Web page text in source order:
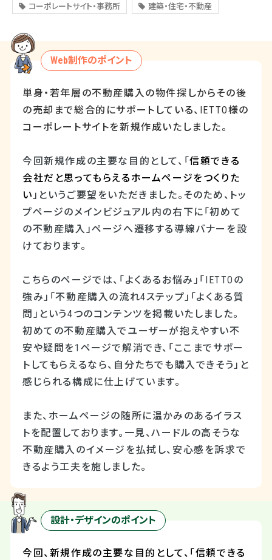
コーポレートサイト・事務所 建築・住宅・不動産
Web制作のポイント
単身・若年層の不動産購入の物件探しからその後
の売却まで総合的にサポートしている、 IETTO様の
コーポレートサイトを新規作成いたしました。
今回新規作成の主要な目的として、「信頼できる
会社だと思ってもらえるホームページをつくりた
い 」というご要望をいただきました。そのため、トッ
プページのメインビジュアル内の右下に「初めて
の不動産購入」ページへ遷移する導線バナーを設
けております。
こちらのページでは、「よくあるお悩み」「IETTO の
強み」「不動産購入の流れ4ステップ」「よくある質
問」という4つのコンテンツを掲載いたしました。
初めての不動産購入でユーザーが抱えやすい不
安や疑問を 1 ページで解消でき、「ここまでサポー
トしてもらえるなら、自分たちでも購入できそう」と
感じられる構成に仕上げています。
また、ホームページの随所に温かみのあるイラス
トを配置しております。一見、ハードルの高そうな
不動産購入のイメージを払拭し、安心感を訴求で
きるよう工夫を施しました。
設計・デザインのポイント
今回、新規作成の主要な目的として、「信頼できる